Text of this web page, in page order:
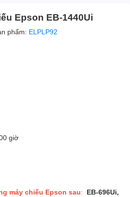
Epson EB-1440Ui
phẩm: ELPLP92
giờ
máy chiếu Epson sau: EB-696Ui,